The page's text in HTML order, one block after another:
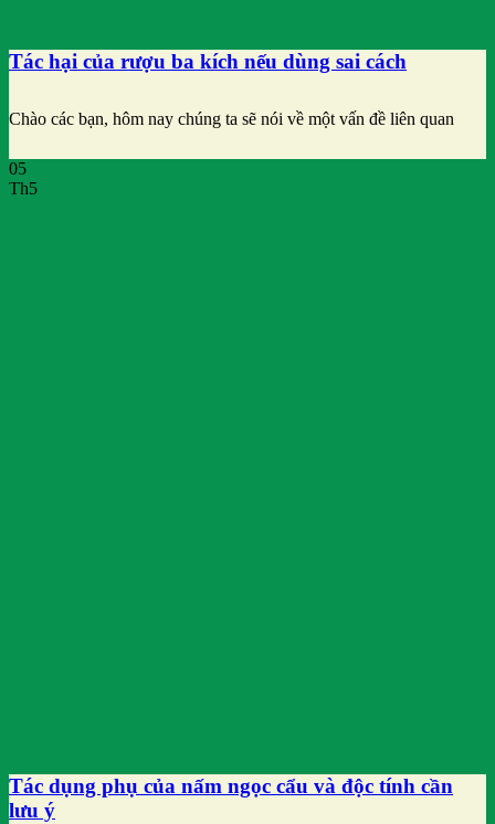
Tác hại của rượu ba kích nếu dùng sai cách
Chào các bạn, hôm nay chúng ta sẽ nói về một vấn đề liên quan
05
Th5
Tác dụng phụ của nấm ngọc cẩu và độc tính cần
lưu ý